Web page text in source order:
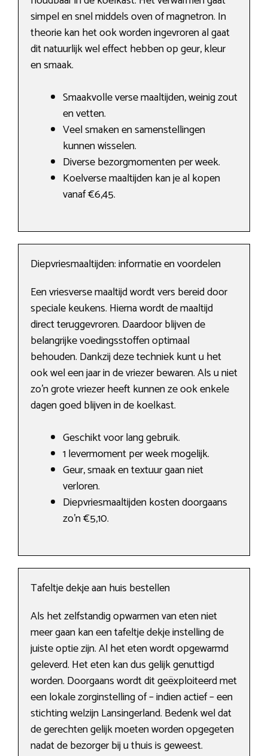
simpel en snel middels oven of magnetron. In
theorie kan het ook worden ingevroren al gaat
dit natuurlijk wel effect hebben op geur, kleur
en smaak.
Smaakvolle verse maaltijden, weinig zout
en vetten.
Veel smaken en samenstellingen
kunnen wisselen.
Diverse bezorgmomenten per week.
Koelverse maaltijden kan je al kopen
vanaf €6,45.
Diepvriesmaaltijden: informatie en voordelen
Een vriesverse maaltijd wordt vers bereid door
speciale keukens. Hierna wordt de maaltijd
direct teruggevroren. Daardoor blijven de
belangrijke voedingsstoffen optimaal
behouden. Dankzij deze techniek kunt u het
ook wel een jaar in de vriezer bewaren. Als u niet
zo’n grote vriezer heeft kunnen ze ook enkele
dagen goed blijven in de koelkast.
Geschikt voor lang gebruik.
1 levermoment per week mogelijk.
Geur, smaak en textuur gaan niet
verloren.
Diepvriesmaaltijden kosten doorgaans
zo’n €5,10.
Tafeltje dekje aan huis bestellen
Als het zelfstandig opwarmen van eten niet
meer gaan kan een tafeltje dekje instelling de
juiste optie zijn. Al het eten wordt opgewarmd
geleverd. Het eten kan dus gelijk genuttigd
worden. Doorgaans wordt dit geëxploiteerd met
een lokale zorginstelling of – indien actief – een
stichting welzijn Lansingerland. Bedenk wel dat
de gerechten gelijk moeten worden opgegeten
nadat de bezorger bij u thuis is geweest.